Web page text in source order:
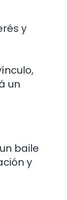
y
un
baile
y